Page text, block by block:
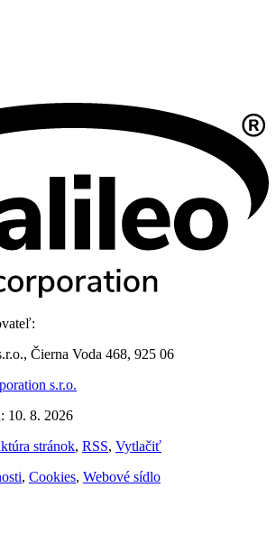
Čierna Voda 468, 925 06
s.r.o.
10. 8. 2026
stránok, RSS, Vytlačiť
, Cookies, Webové sídlo